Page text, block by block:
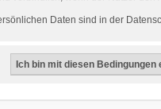
Daten sind in der